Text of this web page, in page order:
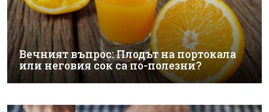
Вечният въпрос: Плодът на портокала
или неговия сок са по-полезни?